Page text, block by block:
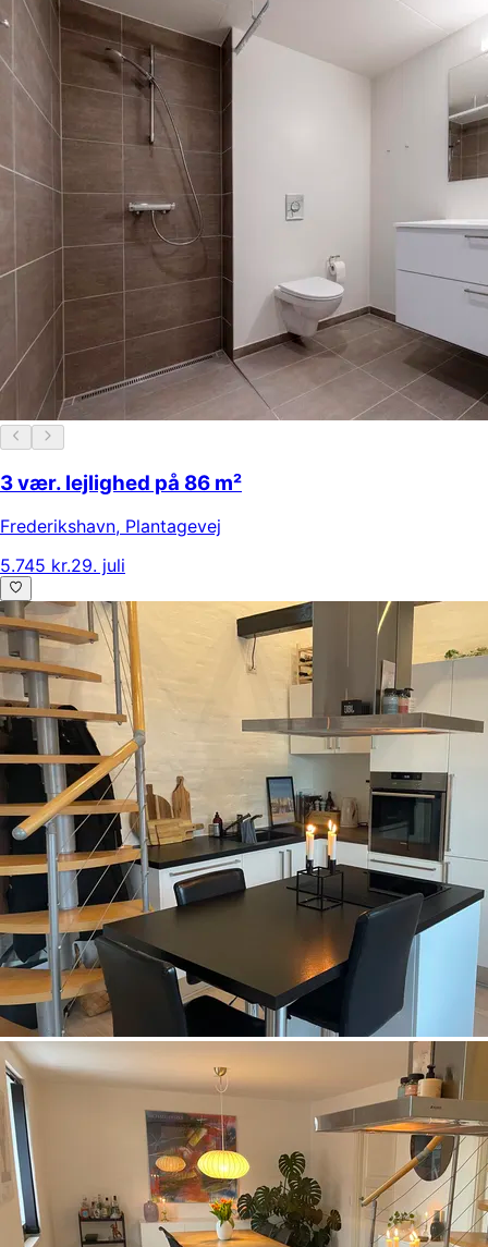
3 vær. lejlighed på 86 m²
Frederikshavn, Plantagevej
5.745 kr.29. juli